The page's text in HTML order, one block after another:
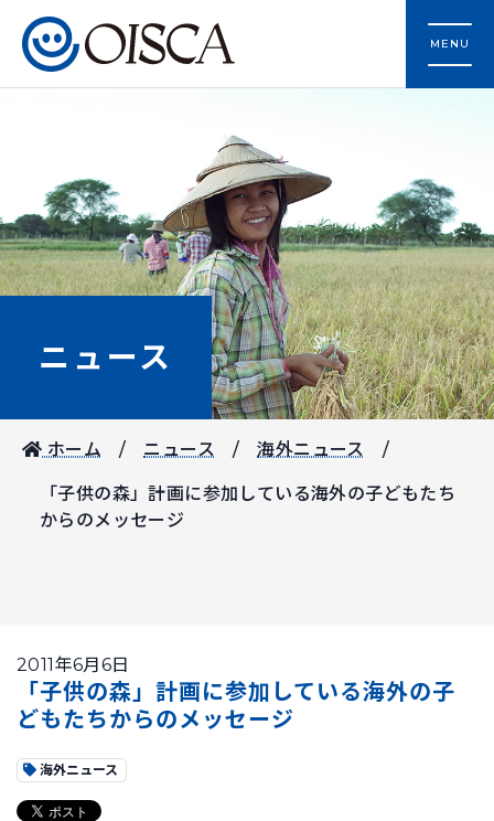
MENU
ニュース
ホーム ニュース 海外ニュース
「子供の森」計画に参加している海外の子どもたち
からのメッセージ
2011年6月6日
「子供の森」計画に参加している海外の子
どもたちからのメッセージ
海外ニュース